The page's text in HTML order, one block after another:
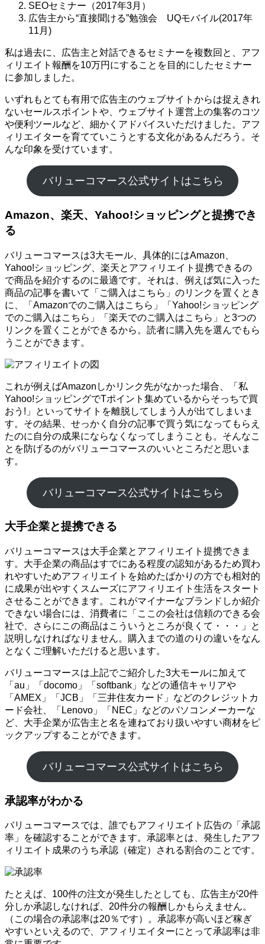
SEOセミナー（2017年3月）
広告主から“直接聞ける”勉強会 UQモバイル(2017年
11月)
私は過去に、広告主と対話できるセミナーを複数回と、アフ
ィリエイト報酬を10万円にすることを目的にしたセミナー
に参加しました。
いずれもとても有用で広告主のウェブサイトからは捉えきれ
ないセールスポイントや、ウェブサイト運営上の集客のコツ
や便利ツールなど、細かくアドバイスいただけました。アフ
ィリエイターを育てていこうとする文化があるんだろう。そ
んな印象を受けています。
バリューコマース公式サイトはこちら
Amazon、楽天、Yahoo!ショッピングと提携でき
る
バリューコマースは3大モール、具体的にはAmazon、
Yahoo!ショッピング、楽天とアフィリエイト提携できるの
で商品を紹介するのに最適です。それは、例えば気に入った
商品の記事を書いて「ご購入はこちら」のリンクを置くとき
に、「Amazonでのご購入はこちら」「Yahoo!ショッピング
でのご購入はこちら」「楽天でのご購入はこちら」と3つの
リンクを置くことができるから。読者に購入先を選んでもら
うことができます。
これが例えばAmazonしかリンク先がなかった場合、「私
Yahoo!ショッピングでTポイント集めているからそっちで買
おう!」といってサイトを離脱してしまう人が出てしまいま
す。その結果、せっかく自分の記事で買う気になってもらえ
たのに自分の成果にならなくなってしまうことも。そんなこ
とを防げるのがバリューコマースのいいところだと思いま
す。
バリューコマース公式サイトはこちら
大手企業と提携できる
バリューコマースは大手企業とアフィリエイト提携できま
す。大手企業の商品はすでにある程度の認知があるため買わ
れやすいためアフィリエイトを始めたばかりの方でも相対的
に成果が出やすくスムーズにアフィリエイト生活をスタート
させることができます。これがマイナーなブランドしか紹介
できない場合には、消費者に「ここの会社は信頼のできる会
社で、さらにこの商品はこういうところが良くて・・・」と
説明しなければなりません。購入までの道のりの違いをなん
となくご理解いただけると思います。
バリューコマースは上記でご紹介した3大モールに加えて
「au」「docomo」「softbank」などの通信キャリアや
「AMEX」「JCB」「三井住友カード」などのクレジットカ
ード会社、「Lenovo」「NEC」などのパソコンメーカーな
ど、大手企業が広告主と名を連ねており扱いやすい商材をピ
ックアップすることができます。
バリューコマース公式サイトはこちら
承認率がわかる
バリューコマースでは、誰でもアフィリエイト広告の「承認
率」を確認することができます。承認率とは、発生したアフ
ィリエイト成果のうち承認（確定）される割合のことです。
たとえば、100件の注文が発生したとしても、広告主が20件
分しか承認しなければ、20件分の報酬しかもらえません。
（この場合の承認率は20％です）。承認率が高いほど稼ぎ
やすいといえるので、アフィリエイターにとって承認率は非